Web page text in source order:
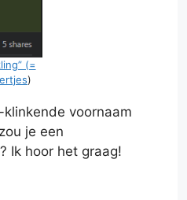
(=
)
voornaam
je een
Ik hoor het graag!